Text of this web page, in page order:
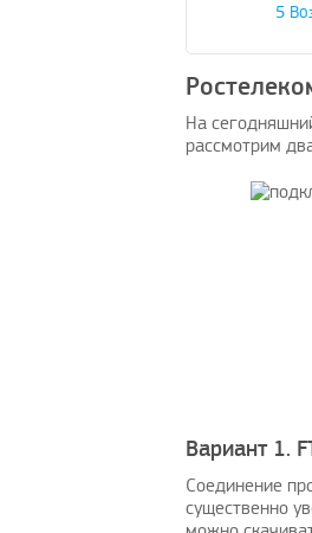
Интересный пост
5
На
рассмотрим
Вариант 1.
Соединение
существенно